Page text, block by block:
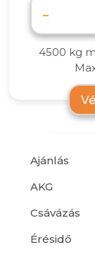
-
4500 kg
Ajánlás
AKG
Csávázás
Érésidő